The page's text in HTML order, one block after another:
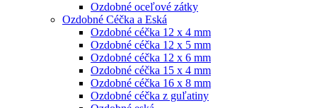
Ozdobné oceľové zátky
Ozdobné Céčka a Eská
Ozdobné céčka 12 x 4 mm
Ozdobné céčka 12 x 5 mm
Ozdobné céčka 12 x 6 mm
Ozdobné céčka 15 x 4 mm
Ozdobné céčka 16 x 8 mm
Ozdobné céčka z guľatiny